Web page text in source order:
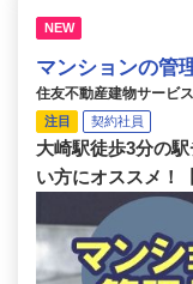
NEW
マンションの管
住友不動産建物サービ
注目 契約社員
大崎駅徒歩3分の
い方にオススメ！